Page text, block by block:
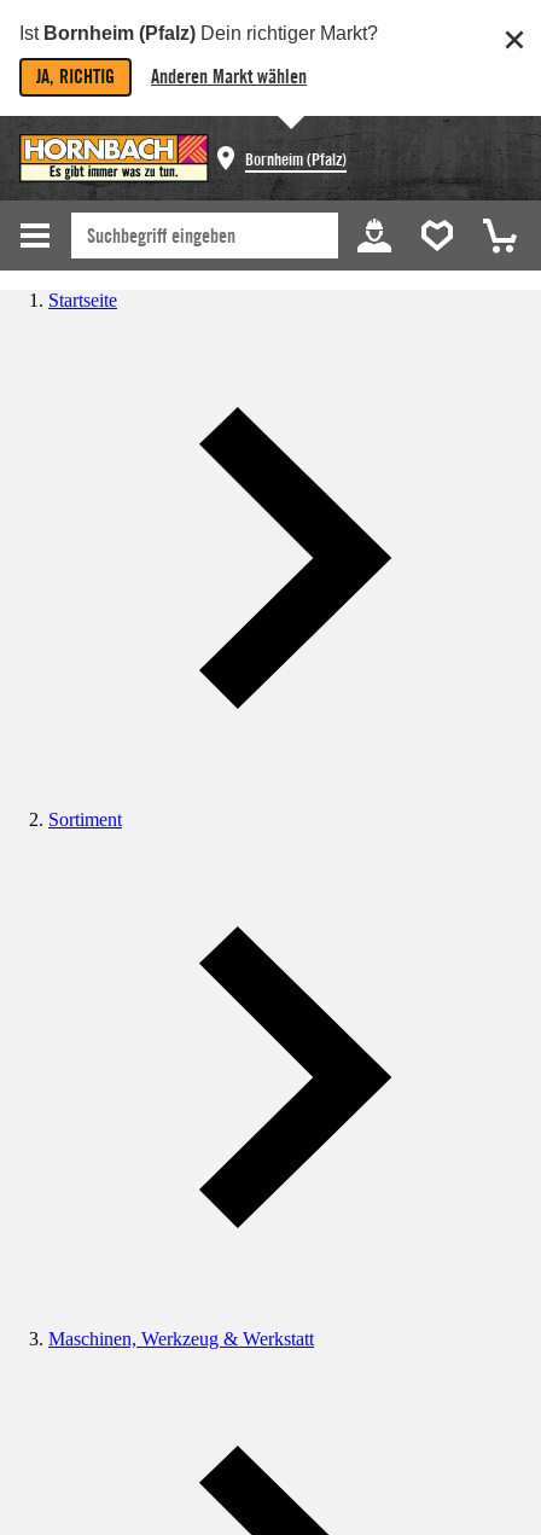
Ist Bornheim (Pfalz) Dein richtiger Markt?
JA, RICHTIG Anderen Markt wählen
Bornheim (Pfalz)
Startseite
Sortiment
Maschinen, Werkzeug & Werkstatt